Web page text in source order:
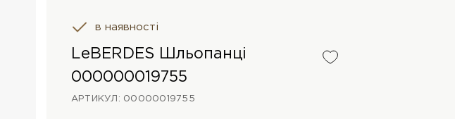
в наявності
LeBERDES Шльопанці
000000019755
АРТИКУЛ: 00000019755